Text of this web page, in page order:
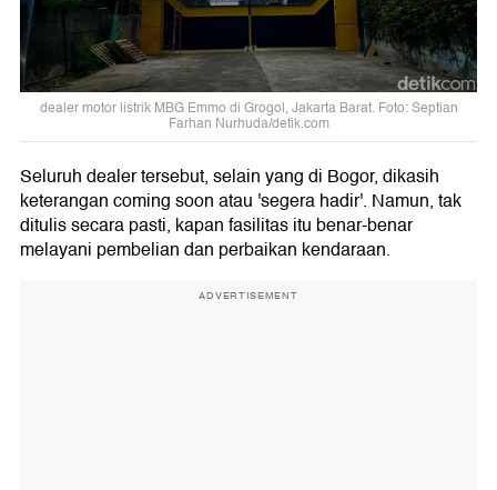
dealer motor listrik MBG Emmo di Grogol, Jakarta Barat. Foto: Septian
Farhan Nurhuda/detik.com
Seluruh dealer tersebut, selain yang di Bogor, dikasih
keterangan coming soon atau 'segera hadir'. Namun, tak
ditulis secara pasti, kapan fasilitas itu benar-benar
melayani pembelian dan perbaikan kendaraan.
ADVERTISEMENT